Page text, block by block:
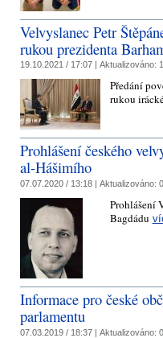
Velvyslanec Petr
rukou prezidenta
19.10.2021 / 17:07 | Aktualizováno:
Předání
rukou
Prohlášení českého
al-Hášimího
07.07.2020 / 13:18 | Aktualizováno:
Prohlášení
Bagdádu
Informace pro české
parlamentu
07.03.2019 / 18:37 | Aktualizováno: